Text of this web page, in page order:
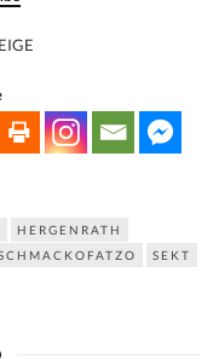
HERGENRATH
SEKT